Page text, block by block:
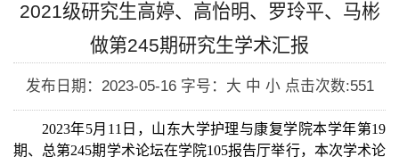
2021级研究生高婷、高怡明、罗玲平、马彬
做第245期研究生学术汇报
发布日期：2023-05-16 字号：大 中 小 点击次数:551
2023年5月 11 日，山东大学护理与康复学院本学年第19
期、总第245期学术论坛在学院105报告厅举行，本次学术论